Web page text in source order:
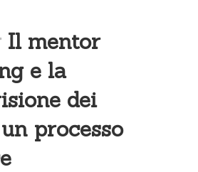
Il mentor
e la
dei
processo